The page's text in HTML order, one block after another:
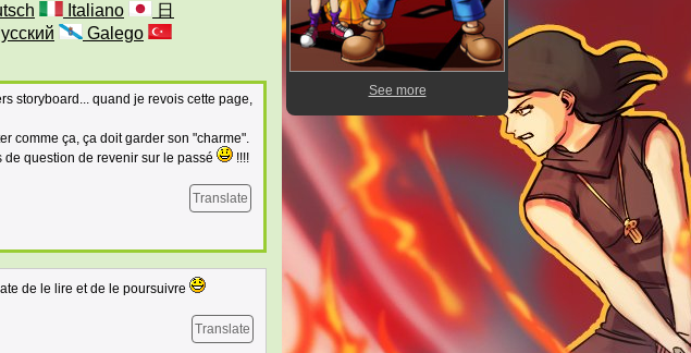
Italiano
日
Galego
storyboard... quand je revois cette page,
comme ça, ça doit garder son "charme".
question de revenir sur le passé
!!!!
Translate
de le lire et de le poursuivre
Translate
See more